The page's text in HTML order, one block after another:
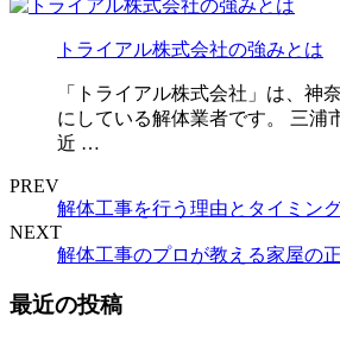
トライアル株式会社の強みとは
「トライアル株式会社」は、神
にしている解体業者です。 三浦
近 …
PREV
解体工事を行う理由とタイミン
NEXT
解体工事のプロが教える家屋の
最近の投稿